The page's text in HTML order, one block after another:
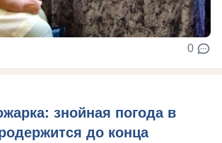
0
знойная погода в
до конца